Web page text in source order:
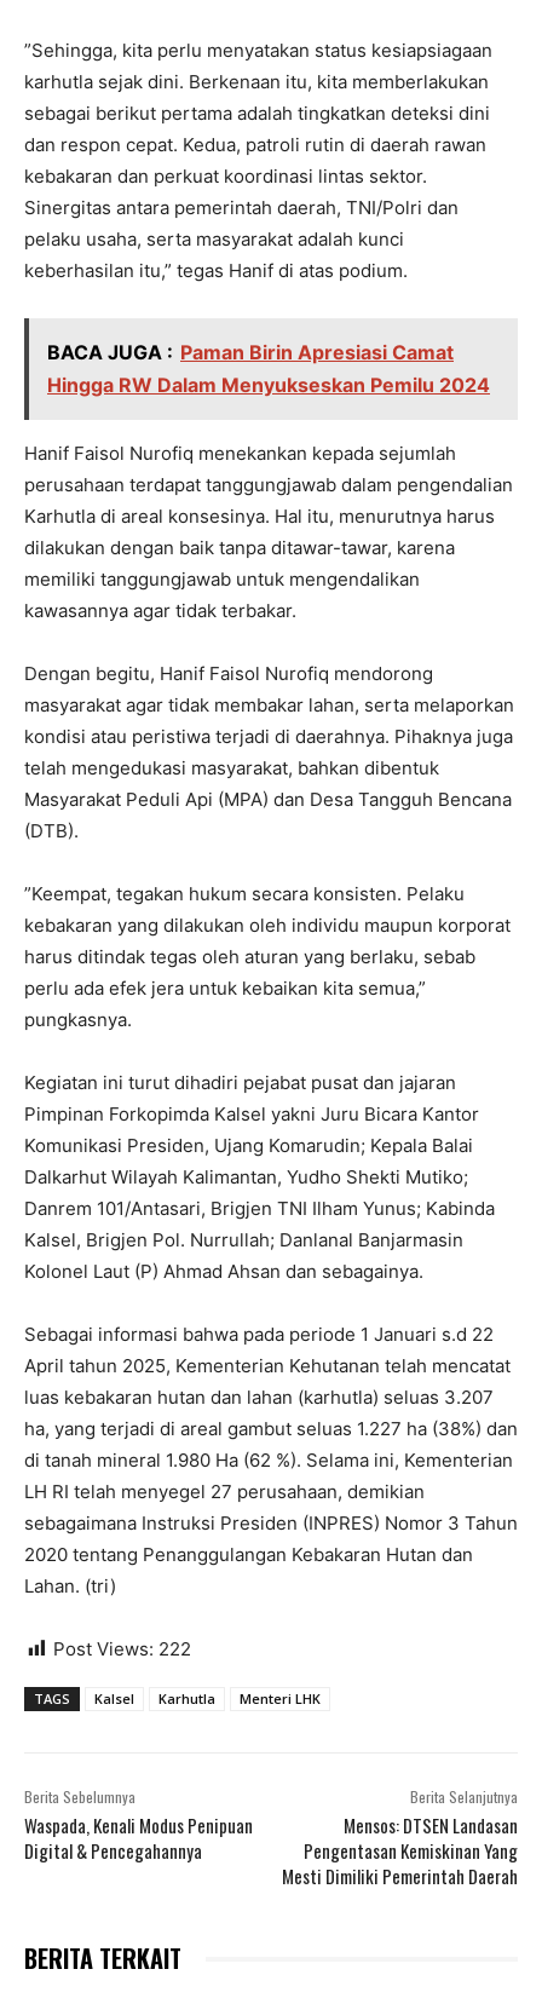
‎”Sehingga, kita perlu menyatakan status kesiapsiagaan
karhutla sejak dini. Berkenaan itu, kita memberlakukan
sebagai berikut pertama adalah tingkatkan deteksi dini
dan respon cepat. Kedua, patroli rutin di daerah rawan
kebakaran dan perkuat koordinasi lintas sektor.
Sinergitas antara pemerintah daerah, TNI/Polri dan
pelaku usaha, serta masyarakat adalah kunci
keberhasilan itu,” tegas Hanif di atas podium.
BACA JUGA : Paman Birin Apresiasi Camat
Hingga RW Dalam Menyukseskan Pemilu 2024
‎Hanif Faisol Nurofiq menekankan kepada sejumlah
perusahaan terdapat tanggungjawab dalam pengendalian
Karhutla di areal konsesinya. Hal itu, menurutnya harus
dilakukan dengan baik tanpa ditawar-tawar, karena
memiliki tanggungjawab untuk mengendalikan
kawasannya agar tidak terbakar.
‎Dengan begitu, Hanif Faisol Nurofiq mendorong
masyarakat agar tidak membakar lahan, serta melaporkan
kondisi atau peristiwa terjadi di daerahnya. Pihaknya juga
telah mengedukasi masyarakat, bahkan dibentuk
Masyarakat Peduli Api (MPA) dan Desa Tangguh Bencana
(DTB).
‎”Keempat, tegakan hukum secara konsisten. Pelaku
kebakaran yang dilakukan oleh individu maupun korporat
harus ditindak tegas oleh aturan yang berlaku, sebab
perlu ada efek jera untuk kebaikan kita semua,”
pungkasnya.
‎Kegiatan ini turut dihadiri pejabat pusat dan jajaran
Pimpinan Forkopimda Kalsel yakni Juru Bicara Kantor
Komunikasi Presiden, Ujang Komarudin; Kepala Balai
Dalkarhut Wilayah Kalimantan, Yudho Shekti Mutiko;
Danrem 101/Antasari, Brigjen TNI Ilham Yunus; Kabinda
Kalsel, Brigjen Pol. Nurrullah; Danlanal Banjarmasin
Kolonel Laut (P) Ahmad Ahsan dan sebagainya.
‎Sebagai informasi bahwa pada periode 1 Januari s.d 22
April tahun 2025, Kementerian Kehutanan telah mencatat
luas kebakaran hutan dan lahan (karhutla) seluas 3.207
ha, yang terjadi di areal gambut seluas 1.227 ha (38%) dan
di tanah mineral 1.980 Ha (62 %). Selama ini, Kementerian
LH RI telah menyegel 27 perusahaan, demikian
sebagaimana Instruksi Presiden (INPRES) Nomor 3 Tahun
2020 tentang Penanggulangan Kebakaran Hutan dan
Lahan. (tri)
Post Views: 222
TAGS Kalsel Karhutla Menteri LHK
Berita Sebelumnya
Waspada, Kenali Modus Penipuan
Digital & Pencegahannya
Berita Selanjutnya
Mensos: DTSEN Landasan
Pengentasan Kemiskinan Yang
Mesti Dimiliki Pemerintah Daerah
BERITA TERKAIT